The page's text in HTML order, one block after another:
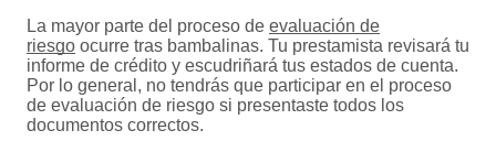
La mayor parte del proceso de evaluación de
riesgo ocurre tras bambalinas. Tu prestamista revisará tu
informe de crédito y escudriñará tus estados de cuenta.
Por lo general, no tendrás que participar en el proceso
de evaluación de riesgo si presentaste todos los
documentos correctos.